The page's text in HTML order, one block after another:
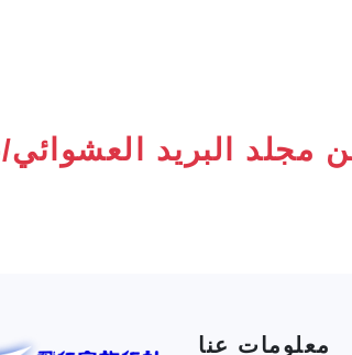
مجلد البريد العشوائي/
معلومات عنا